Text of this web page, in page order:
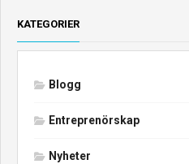
KATEGORIER
Blogg
Entreprenörskap
Nyheter